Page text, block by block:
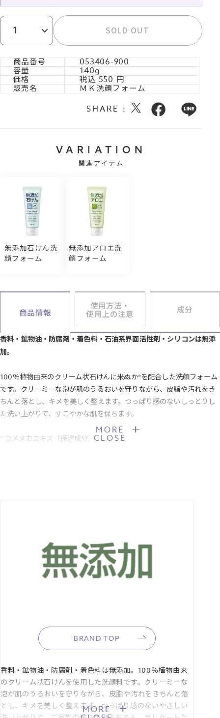
SOLD OUT
商品番号 053406-900
容量 140g
価格 税込550
販売名
ＭＫ洗顔フォーム
SHARE :
VARIATION
関連アイテム
無添加石けん洗
顔フォーム
無添加アロエ洗
顔フォーム
商品情報
使用方法・
使用上の注意 成分
香料・鉱物油・防腐剤・着色料・石油系界面活性剤・シリコンは無添
加。
100％植物由来のクリーム状石けんに米ぬか*を配合した洗顔フォーム
です。クリーミーな泡が肌のうるおいを守りながら、皮脂や汚れをき
ちんと落とし、キメを美しく整えます。つっぱり感のないしっとりし
た洗い上がりで、すこやかな肌を保ちます。
* コメヌカエキス〔保湿成分〕
MORE
CLOSE
BRAND TOP
香料・鉱物油・防腐剤・着色料は無添加。100％植物由来
のクリーム状石けんを使用した洗顔料です。クリーミーな
泡が肌のうるおいを守りながら、皮脂や汚れをきちんと落
とし、キメを美しく整えます。つっぱり感のないやさしい
MORE